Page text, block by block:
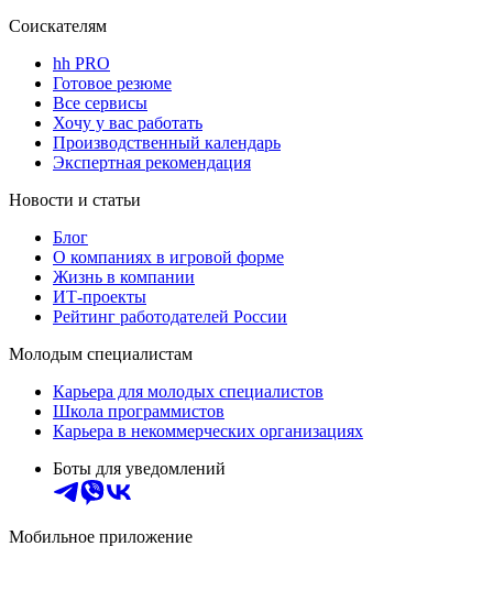
Соискателям
hh PRO
Готовое резюме
Все сервисы
Хочу у вас работать
Производственный календарь
Экспертная рекомендация
Новости и статьи
Блог
О компаниях в игровой форме
Жизнь в компании
ИТ-проекты
Рейтинг работодателей России
Молодым специалистам
Карьера для молодых специалистов
Школа программистов
Карьера в некоммерческих организациях
Боты для уведомлений
Мобильное приложение